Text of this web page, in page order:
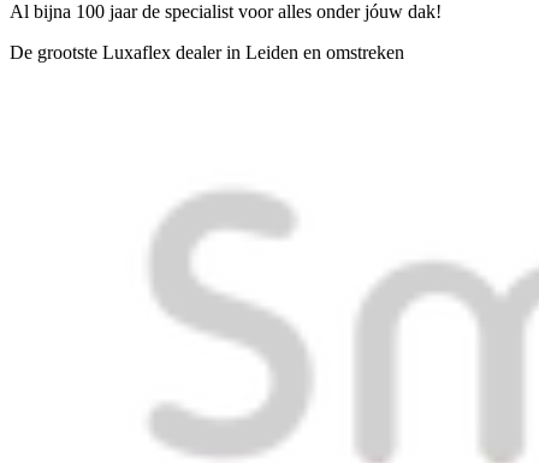
Al bijna 100 jaar de specialist voor alles onder jóuw dak!
De grootste Luxaflex dealer in Leiden en omstreken